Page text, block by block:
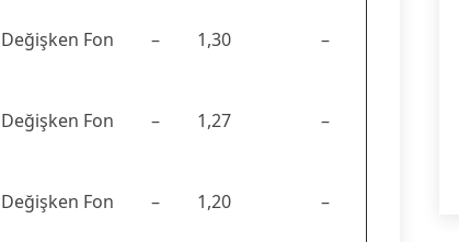
Değişken Fon – 1,30 –
Değişken Fon – 1,27 –
Değişken Fon – 1,20 –